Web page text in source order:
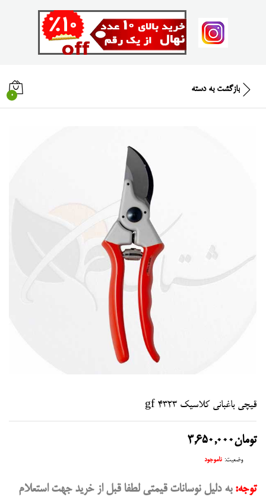
بازگشت به دسته
0
قیچی باغبانی کلاسیک gf 4323
تومان3,650,000
وضعیت: ناموجود
توجه: به دلیل نوسانات قیمتی لطفا قبل از خرید جهت استعلام